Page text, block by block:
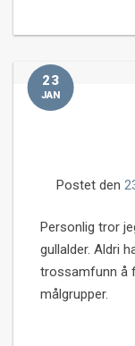
23
JAN
Postet den
Personlig tror
gullalder. Aldri
trossamfunn å
målgrupper.